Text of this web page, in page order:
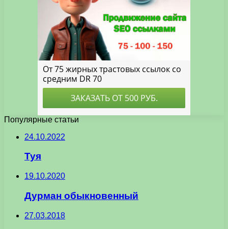
Популярные статьи
24.10.2022
Туя
19.10.2020
Дурман обыкновенный
27.03.2018